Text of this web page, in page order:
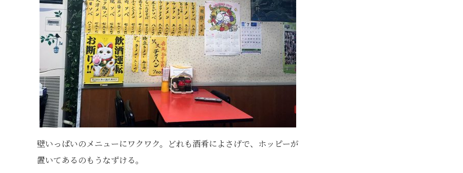
壁いっぱいのメニューにワクワク。どれも酒肴によさげで、ホッピーが
置いてあるのもうなずける。